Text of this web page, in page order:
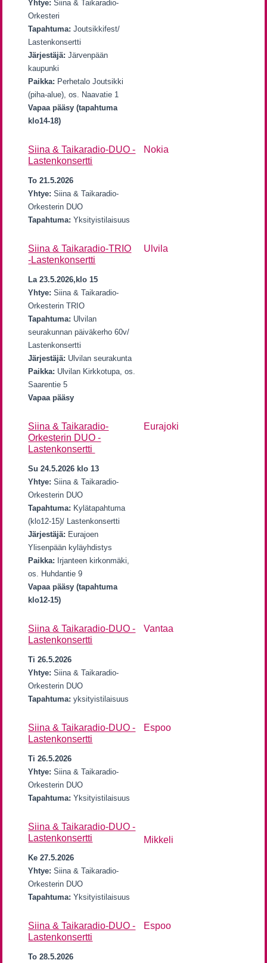
Yhtye: Siina & Taikaradio-
Orkesteri
Tapahtuma: Joutsikkifest/
Lastenkonsertti
Järjestäjä: Järvenpään
kaupunki
Paikka: Perhetalo Joutsikki
(piha-alue), os. Naavatie 1
Vapaa pääsy (tapahtuma
klo14-18)
Siina & Taikaradio-DUO -
Lastenkonsertti
To 21.5.2026
Yhtye: Siina & Taikaradio-
Orkesterin DUO
Tapahtuma: Yksityistilaisuus
Nokia
Siina & Taikaradio-TRIO
-Lastenkonsertti
La 23.5.2026,klo 15
Yhtye: Siina & Taikaradio-
Orkesterin TRIO
Tapahtuma: Ulvilan
seurakunnan päiväkerho 60v/
Lastenkonsertti
Järjestäjä: Ulvilan seurakunta
Paikka: Ulvilan Kirkkotupa, os.
Saarentie 5
Vapaa pääsy
Ulvila
Siina & Taikaradio-
Orkesterin DUO -
Lastenkonsertti
Su 24.5.2026 klo 13
Yhtye: Siina & Taikaradio-
Orkesterin DUO
Tapahtuma: Kylätapahtuma
(klo12-15)/ Lastenkonsertti
Järjestäjä: Eurajoen
Ylisenpään kyläyhdistys
Paikka: Irjanteen kirkonmäki,
os. Huhdantie 9
Vapaa pääsy (tapahtuma
klo12-15)
Eurajoki
Siina & Taikaradio-DUO -
Lastenkonsertti
Ti 26.5.2026
Yhtye: Siina & Taikaradio-
Orkesterin DUO
Tapahtuma: yksityistilaisuus
Vantaa
Siina & Taikaradio-DUO -
Lastenkonsertti
Ti 26.5.2026
Yhtye: Siina & Taikaradio-
Orkesterin DUO
Tapahtuma: Yksityistilaisuus
Espoo
Siina & Taikaradio-DUO -
Lastenkonsertti
Ke 27.5.2026
Yhtye: Siina & Taikaradio-
Orkesterin DUO
Tapahtuma: Yksityistilaisuus
Mikkeli
Siina & Taikaradio-DUO -
Lastenkonsertti
To 28.5.2026
Espoo